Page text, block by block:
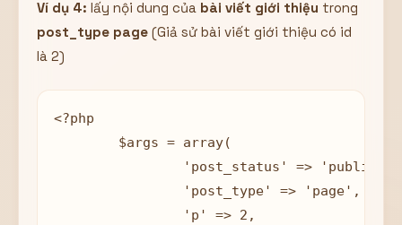
Ví dụ 4: lấy nội dung của bài viết giới thiệu trong
post_type page (Giả sử bài viết giới thiệu có id
là 2)
<?php
                'p' => 2,